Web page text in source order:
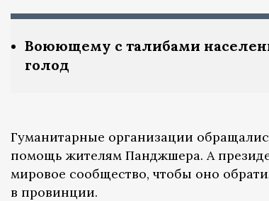
Воюющему с талибами
голод
Гуманитарные организации
помощь жителям Панджшера. А
мировое сообщество, чтобы оно
в провинции.